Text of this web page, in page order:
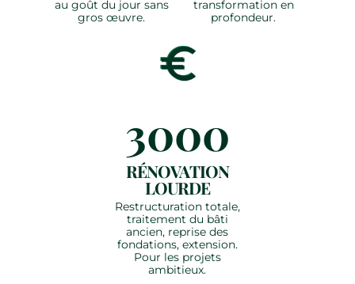
au goût du jour sans
gros œuvre.
transformation en
profondeur.
3000
RÉNOVATION
LOURDE
Restructuration totale,
traitement du bâti
ancien, reprise des
fondations, extension.
Pour les projets
ambitieux.